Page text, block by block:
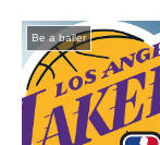
Be a baller